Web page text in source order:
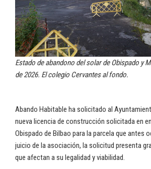
Estado de abandono del solar de Obispado y
de 2026. El colegio Cervantes al fondo.
Abando Habitable ha solicitado al
nueva licencia de construcción solicitada en
Obispado de Bilbao para la parcela que antes
juicio de la asociación, la solicitud presenta
que afectan a su legalidad y viabilidad.